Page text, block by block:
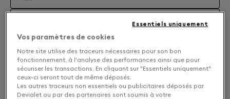
3 200 €
Vos paramètres de cookies
Notre site utilise des traceurs nécessaires pour son bon
fonctionnement, à l'analyse des performances ainsi que pour
sécuriser les transactions. En cliquant sur "Essentiels uniquement"
ceux-ci seront tout de même déposés.
Les autres traceurs non essentiels ou publicitaires déposés par
Devialet ou par des partenaires sont soumis à votre
Essentiels uniquement